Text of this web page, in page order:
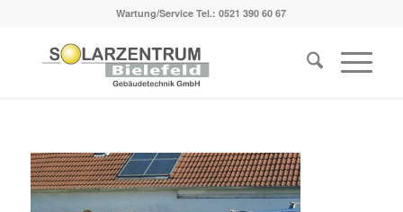
Wartung/Service Tel.:0521 390 60 67